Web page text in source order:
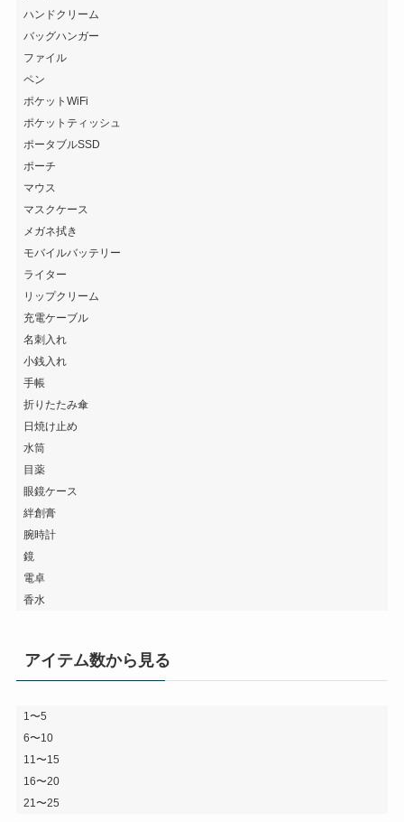
ハンドクリーム
バッグハンガー
ファイル
ペン
ポケットWiFi
ポケットティッシュ
ポータブルSSD
ポーチ
マウス
マスクケース
メガネ拭き
モバイルバッテリー
ライター
リップクリーム
充電ケーブル
名刺入れ
小銭入れ
手帳
折りたたみ傘
日焼け止め
水筒
目薬
眼鏡ケース
絆創膏
腕時計
鏡
電卓
香水
アイテム数から見る
1〜5
6〜10
11〜15
16〜20
21〜25